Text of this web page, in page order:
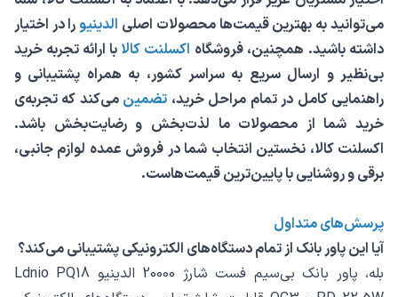
می‌توانید به بهترین قیمت‌ها محصولات اصلی الدینیو را در اختیار
داشته باشید. همچنین، فروشگاه اکسلنت کالا با ارائه تجربه خرید
بی‌نظیر و ارسال سریع به سراسر کشور، به همراه پشتیبانی و
راهنمایی کامل در تمام مراحل خرید، تضمین می‌کند که تجربه‌ی
خرید شما از محصولات ما لذت‌بخش و رضایت‌بخش باشد.
اکسلنت کالا، نخستین انتخاب شما در فروش عمده لوازم جانبی،
برقی و روشنایی با پایین‌ترین قیمت‌هاست.
پرسش‌های متداول
آیا این پاور بانک از تمام دستگاه‌های الکترونیکی پشتیبانی می‌کند؟
بله، پاور بانک بی‌سیم فست شارژ 20000 الدینیو Ldnio PQ18